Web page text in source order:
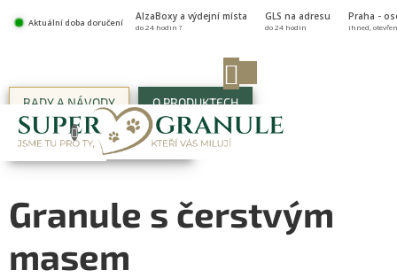
Aktuální doba doručení
AlzaBoxy a výdejní místa GLS na adresu Praha -
do 24 hodin ? do 24 hodin ihned,
RADY A NÁVODY O PRODUKTECH
ŽIVOT V SUPER-GRANULÍCH
Granule s čerstvým
masem